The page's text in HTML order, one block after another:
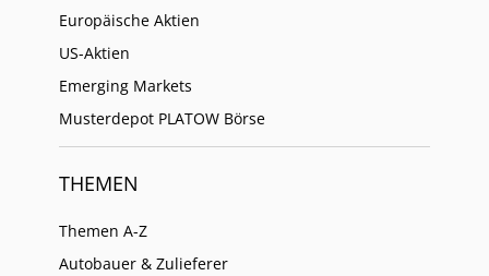
Europäische Aktien
US-Aktien
Emerging Markets
Musterdepot PLATOW Börse
THEMEN
Themen A-Z
Autobauer & Zulieferer